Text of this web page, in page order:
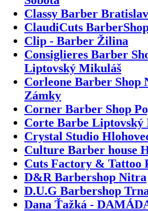
Classy Barber
ClaudiCuts
Clip - Barber Žilina
Consiglieres Barber
Liptovský Mikuláš
Corleone Barber Shop
Zámky
Corner Barber Shop
Corte Barbe Liptovský
Crystal Studio
Culture Barber house
Cuts Factory & Tattoo
D&R Barbershop Nitra
D.U.G Barbershop
Dana Ťažká -